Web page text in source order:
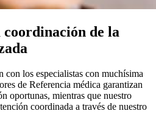
coordinación de la
con los especialistas con muchísima
de Referencia médica garantizan
oportunas, mientras que nuestro
coordinada a través de nuestro